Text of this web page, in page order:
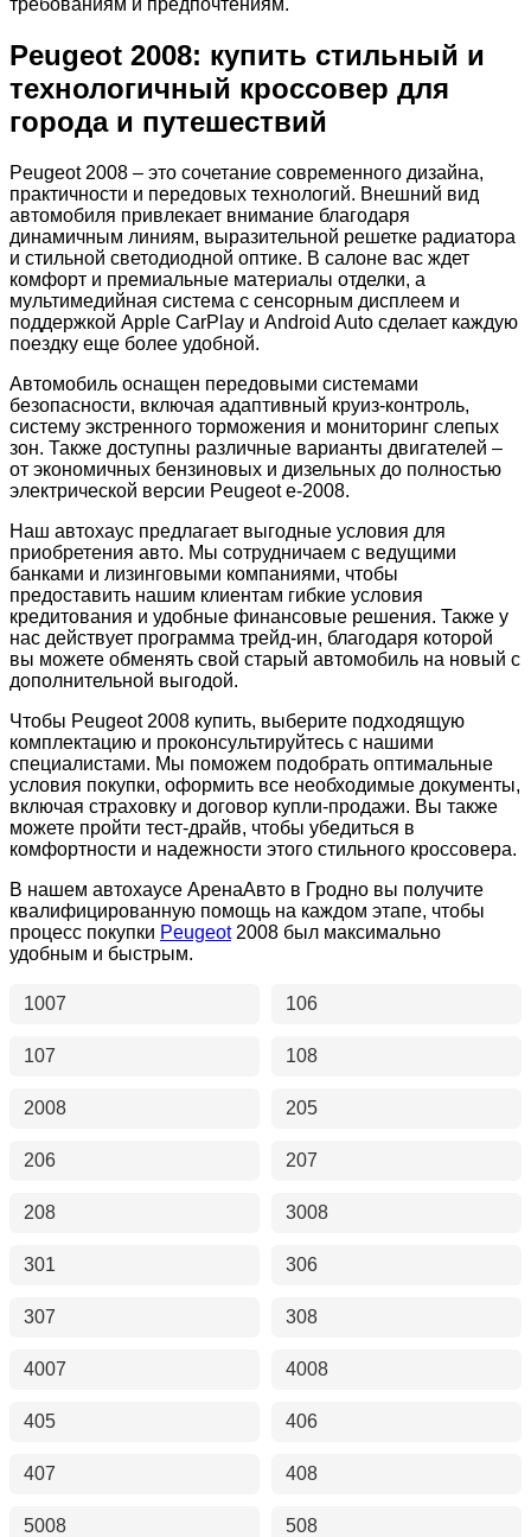
требованиям и предпочтениям.
Peugeot 2008: купить стильный и
технологичный кроссовер для
города и путешествий
Peugeot 2008 – это сочетание современного дизайна,
практичности и передовых технологий. Внешний вид
автомобиля привлекает внимание благодаря
динамичным линиям, выразительной решетке радиатора
и стильной светодиодной оптике. В салоне вас ждет
комфорт и премиальные материалы отделки, а
мультимедийная система с сенсорным дисплеем и
поддержкой Apple CarPlay и Android Auto сделает каждую
поездку еще более удобной.
Автомобиль оснащен передовыми системами
безопасности, включая адаптивный круиз-контроль,
систему экстренного торможения и мониторинг слепых
зон. Также доступны различные варианты двигателей –
от экономичных бензиновых и дизельных до полностью
электрической версии Peugeot e-2008.
Наш автохаус предлагает выгодные условия для
приобретения авто. Мы сотрудничаем с ведущими
банками и лизинговыми компаниями, чтобы
предоставить нашим клиентам гибкие условия
кредитования и удобные финансовые решения. Также у
нас действует программа трейд-ин, благодаря которой
вы можете обменять свой старый автомобиль на новый с
дополнительной выгодой.
Чтобы Peugeot 2008 купить, выберите подходящую
комплектацию и проконсультируйтесь с нашими
специалистами. Мы поможем подобрать оптимальные
условия покупки, оформить все необходимые документы,
включая страховку и договор купли-продажи. Вы также
можете пройти тест-драйв, чтобы убедиться в
комфортности и надежности этого стильного кроссовера.
В нашем автохаусе АренаАвто в Гродно вы получите
квалифицированную помощь на каждом этапе, чтобы
процесс покупки Peugeot2008 был максимально
удобным и быстрым.
1007 106
107 108
2008 205
206 207
208 3008
301 306
307 308
4007 4008
405 406
407 408
5008 508